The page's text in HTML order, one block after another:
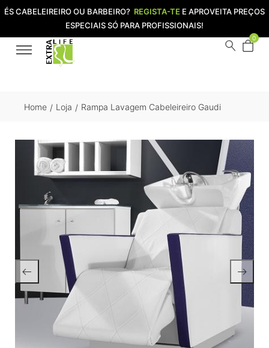
ÉS CABELEIREIRO OU BARBEIRO? REGISTA-TE E APROVEITA PREÇOS
ESPECIAIS SÓ PARA PROFISSIONAIS!
0
Home / Loja / Rampa Lavagem Cabeleireiro Gaudi